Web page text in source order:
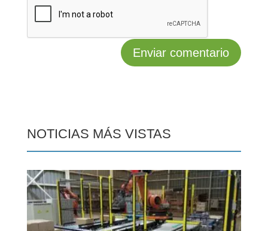
NOTICIAS MÁS VISTAS